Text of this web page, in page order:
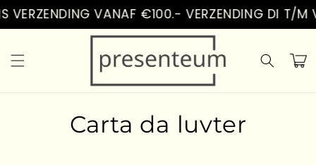
contenuti
VERZENDING VANAF €100.- VERZENDING DI T/M
C
Carta da luvter